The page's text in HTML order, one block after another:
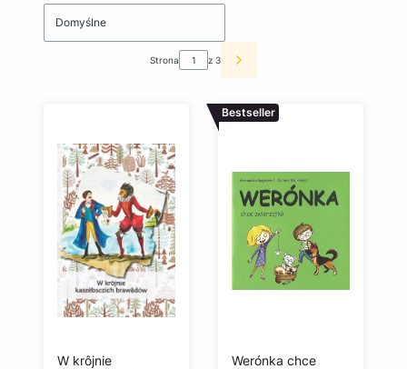
Domyślne
Strona z 3 Następne produkty
W krôjnie
Bestseller
Werónka chce